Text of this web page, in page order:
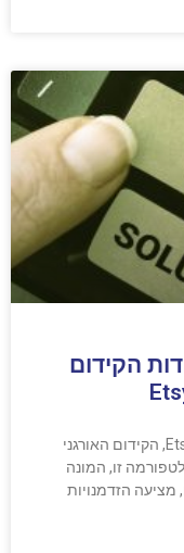
הקידום
בעולם המסחר האלקטרוני התחרותי של Etsy, הקידום האורגני
זו, המונה